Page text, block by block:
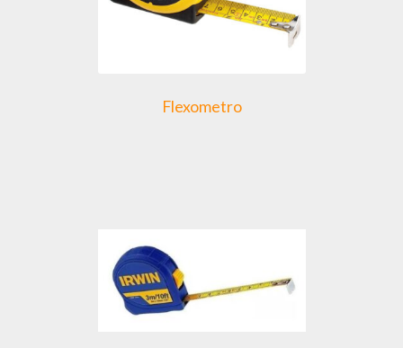
Flexometro